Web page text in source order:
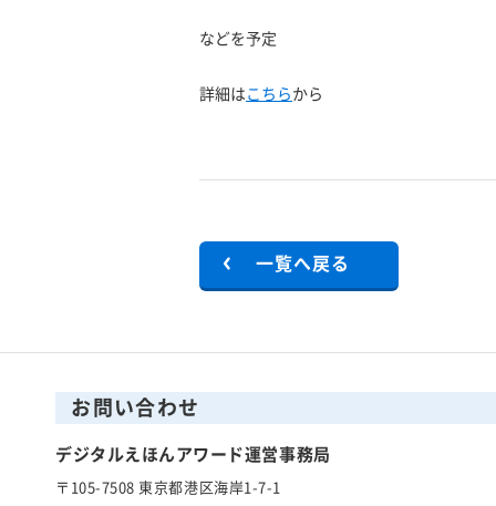
などを予定
詳細は こちら から
一覧へ戻る
お問い合わせ
デジタルえほんアワード運営事務局
〒105-7508 東京都港区海岸1-7-1